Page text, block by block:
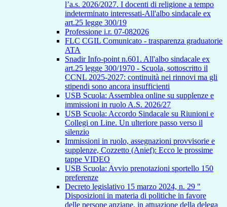
l’a.s. 2026/2027. I docenti di religione a tempo
indeterminato interessati-All'albo sindacale ex
art.25 legge 300/19
Professione i.r. 07-082026
FLC CGIL Comunicato - trasparenza graduatorie
ATA
Snadir Info-point n.601. All'albo sindacale ex
art.25 legge 300/1970 - Scuola, sottoscritto il
CCNL 2025-2027: continuità nei rinnovi ma gli
stipendi sono ancora insufficienti
USB Scuola: Assemblea online su supplenze e
immissioni in ruolo A.S. 2026/27
USB Scuola: Accordo Sindacale su Riunioni e
Collegi on Line. Un ulteriore passo verso il
silenzio
Immissioni in ruolo, assegnazioni provvisorie e
supplenze, Cozzetto (Anief): Ecco le prossime
tappe VIDEO
USB Scuola: Avvio prenotazioni sportello 150
preferenze
Decreto legislativo 15 marzo 2024, n. 29 "
Disposizioni in materia di politiche in favore
delle persone anziane, in attuazione della delega